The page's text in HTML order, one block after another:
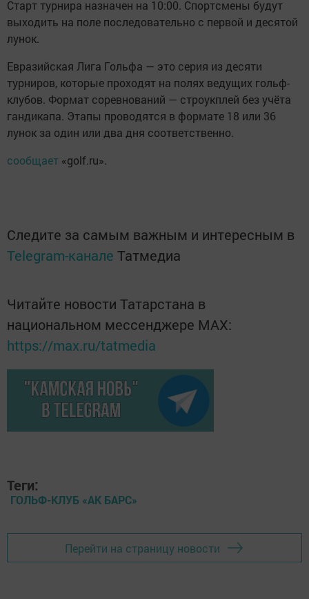
Старт турнира назначен на 10:00. Спортсмены будут
выходить на поле последовательно с первой и десятой
лунок.
Евразийская Лига Гольфа — это серия из десяти
турниров, которые проходят на полях ведущих гольф-
клубов. Формат соревнований — строукплей без учёта
гандикапа. Этапы проводятся в формате 18 или 36
лунок за один или два дня соответственно.
сообщает «golf.ru».
Следите за самым важным и интересным в
Telegram-канале Татмедиа
Читайте новости Татарстана в
национальном мессенджере MАХ:
https://max.ru/tatmedia
Теги:
ГОЛЬФ-КЛУБ «АК БАРС»
Перейти на страницу новости